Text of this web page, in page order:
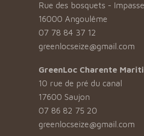
Rue des bosquets -
16000 Angoulême
07 78 84 37 12
greenlocseize@gmail.com
GreenLoc Charente
10 rue de pré du canal
17600 Saujon
07 86 82 75 20
greenlocseize@gmail.com